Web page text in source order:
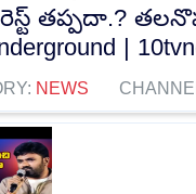
తప్పదా.?
|
NEWS